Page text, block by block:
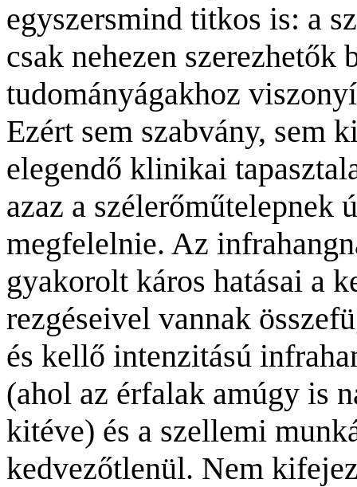
egyszersmind titkos is: a
csak nehezen szerezhetők
tudományágakhoz
Ezért sem szabvány, sem
elegendő klinikai
azaz a szélerőműtelepnek
megfelelnie. Az
gyakorolt káros hatásai a
rezgéseivel vannak
és kellő intenzitású
(ahol az érfalak amúgy is
kitéve) és a szellemi
kedvezőtlenül. Nem